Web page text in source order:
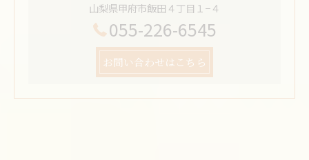
山梨県甲府市飯田４丁目１−４
055-226-6545
お問い合わせはこちら